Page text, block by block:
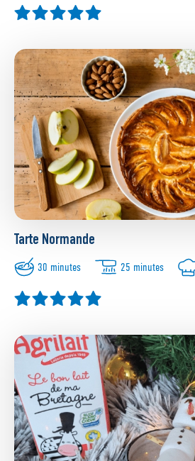
Tarte Normande
30 minutes 25 minutes